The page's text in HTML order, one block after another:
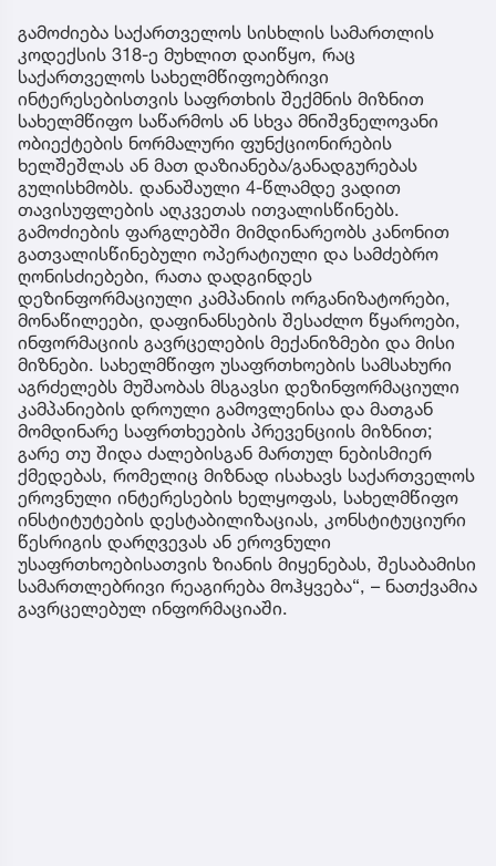
გამოძიება საქართველოს სისხლის სამართლის
კოდექსის 318-ე მუხლით დაიწყო, რაც
საქართველოს სახელმწიფოებრივი
ინტერესებისთვის საფრთხის შექმნის მიზნით
სახელმწიფო საწარმოს ან სხვა მნიშვნელოვანი
ობიექტების ნორმალური ფუნქციონირების
ხელშეშლას ან მათ დაზიანება/განადგურებას
გულისხმობს. დანაშაული 4-წლამდე ვადით
თავისუფლების აღკვეთას ითვალისწინებს.
გამოძიების ფარგლებში მიმდინარეობს კანონით
გათვალისწინებული ოპერატიული და სამძებრო
ღონისძიებები, რათა დადგინდეს
დეზინფორმაციული კამპანიის ორგანიზატორები,
მონაწილეები, დაფინანსების შესაძლო წყაროები,
ინფორმაციის გავრცელების მექანიზმები და მისი
მიზნები. სახელმწიფო უსაფრთხოების სამსახური
აგრძელებს მუშაობას მსგავსი დეზინფორმაციული
კამპანიების დროული გამოვლენისა და მათგან
მომდინარე საფრთხეების პრევენციის მიზნით;
გარე თუ შიდა ძალებისგან მართულ ნებისმიერ
ქმედებას, რომელიც მიზნად ისახავს საქართველოს
ეროვნული ინტერესების ხელყოფას, სახელმწიფო
ინსტიტუტების დესტაბილიზაციას, კონსტიტუციური
წესრიგის დარღვევას ან ეროვნული
უსაფრთხოებისათვის ზიანის მიყენებას, შესაბამისი
სამართლებრივი რეაგირება მოჰყვება“, – ნათქვამია
გავრცელებულ ინფორმაციაში.